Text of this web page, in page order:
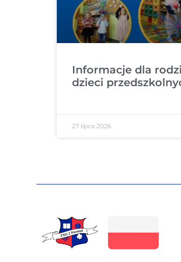
Informacje dla
dzieci
27 lipca 2026